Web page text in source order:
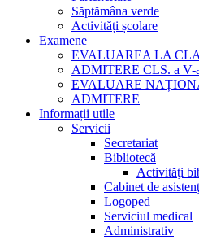
Săptămâna verde
Activități școlare
Examene
EVALUAREA LA
ADMITERE CLS. a
EVALUARE
ADMITERE
Informații utile
Servicii
Secretariat
Bibliotecă
Activităţi
Cabinet de
Logoped
Serviciul medical
Administrativ